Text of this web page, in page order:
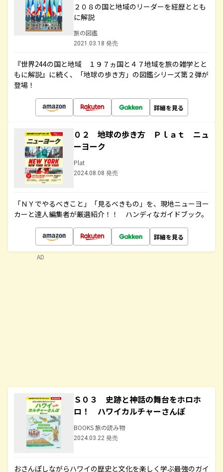
２０８の国と地域のリーダーを経歴ととも
に解説
旅の図鑑
2021.03.18 発売
『世界244の国と地域 １９７ヵ国と４７地域を旅の雑学とと
もに解説』に続く、「地球の歩き方」の図鑑シリーズ第２弾が
登場！
詳細を見る
０２ 地球の歩き方 Ｐｌａｔ ニュ
ーヨーク
Plat
2024.08.08 発売
「ＮＹでやるべきこと」「見るべきもの」を、現地ニューヨー
カーと達人編集者が厳選紹介！！ ハンディなガイドブック。
詳細を見る
Ｓ０３ 史跡と神話の舞台をホロホ
ロ！ ハワイカルチャーさんぽ
BOOKS 旅の読み物
2024.03.22 発売
おさんぽしながらハワイの歴史と文化を楽しく学ぶ最強のガイ
AD